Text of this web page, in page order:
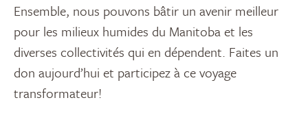
Ensemble, nous pouvons bâtir un avenir meilleur
pour les milieux humides du Manitoba et les
diverses collectivités qui en dépendent. Faites un
don aujourd’hui et participez à ce voyage
transformateur!